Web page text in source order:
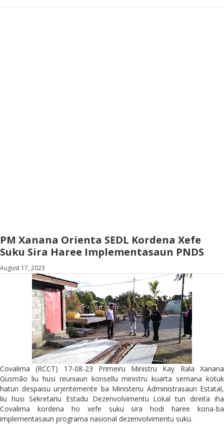
PM Xanana Orienta SEDL Kordena Xefe
Suku Sira Haree Implementasaun PNDS
August 17, 2023
Covalima (RCCT) 17-08-23 Primeiru Ministru Kay Rala Xanana
Gusmão liu husi reuniaun konsellu ministru kuarta semana kotuk
hatun despaisu urjentemente ba Ministeriu Administrasaun Estatal,
liu husi Sekretariu Estadu Dezenvolvimentu Lokal tun direita iha
Covalima kordena ho xefe suku sira hodi haree kona-ba
implementasaun programa nasional dezenvolvimentu suku.